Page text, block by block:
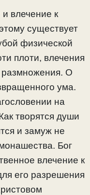
влечение к
существует
физической
плоти, влечения
размножения. О
ума.
на
творятся души
и замуж не
Бог
влечение к
его разрешения